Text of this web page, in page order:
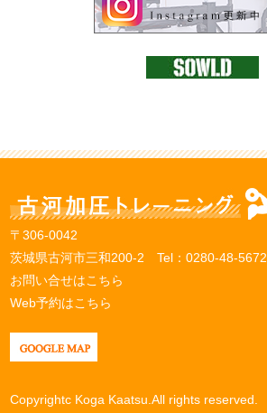
〒306-0042
茨城県古河市三和200-2 Tel：0280-48-5672
お問い合せはこちら
Web予約はこちら
Copyrightc Koga Kaatsu.All rights reserved.